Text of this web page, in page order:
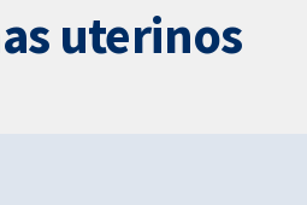
uterinos